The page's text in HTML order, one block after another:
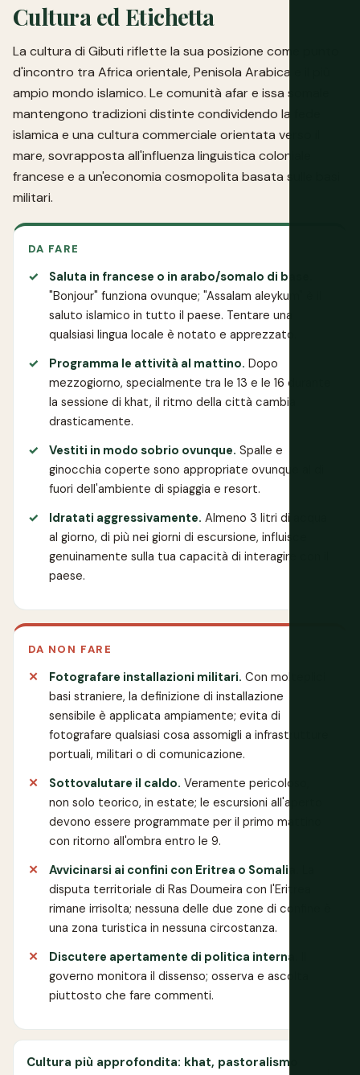
Cultura ed Etichetta
La cultura di Gibuti riflette la sua posizione come punto
d'incontro tra Africa orientale, Penisola Arabica e il più
ampio mondo islamico. Le comunità afar e issa somale
mantengono tradizioni distinte condividendo la fede
islamica e una cultura commerciale orientata verso il
mare, sovrapposta all'influenza linguistica coloniale
francese e a un'economia cosmopolita basata sulle basi
militari.
DA FARE
Saluta in francese o in arabo/somalo di base.
"Bonjour" funziona ovunque; "Assalam aleykum" è il
saluto islamico in tutto il paese. Tentare una
qualsiasi lingua locale è notato e apprezzato.
Programma le attività al mattino. Dopo
mezzogiorno, specialmente tra le 13 e le 16 durante
la sessione di khat, il ritmo della città cambia
drasticamente.
Vestiti in modo sobrio ovunque. Spalle e
ginocchia coperte sono appropriate ovunque al di
fuori dell'ambiente di spiaggia e resort.
Idratati aggressivamente. Almeno 3 litri di acqua
al giorno, di più nei giorni di escursione, influisce
genuinamente sulla tua capacità di interagire con il
paese.
DA NON FARE
Fotografare installazioni militari. Con molteplici
basi straniere, la definizione di installazione
sensibile è applicata ampiamente; evita di
fotografare qualsiasi cosa assomigli a infrastrutture
portuali, militari o di comunicazione.
Sottovalutare il caldo. Veramente pericoloso,
non solo teorico, in estate; le escursioni all'aperto
devono essere programmate per il primo mattino
con ritorno all'ombra entro le 9.
Avvicinarsi ai confini con Eritrea o Somalia.
disputa territoriale di Ras Doumeira con l'Eritrea
rimane irrisolta; nessuna delle due zone di confine è
una zona turistica in nessuna circostanza.
Discutere apertamente di politica interna.
governo monitora il dissenso; osserva e ascolta
piuttosto che fare commenti.
Cultura più approfondita: khat, pastoralismo